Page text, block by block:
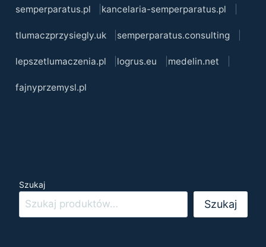
semperparatus.pl kancelaria-semperparatus.pl
tlumaczprzysiegly.uk semperparatus.consulting
lepszetlumaczenia.pl logrus.eu medelin.net
fajnyprzemysl.pl
Szukaj
Szukaj